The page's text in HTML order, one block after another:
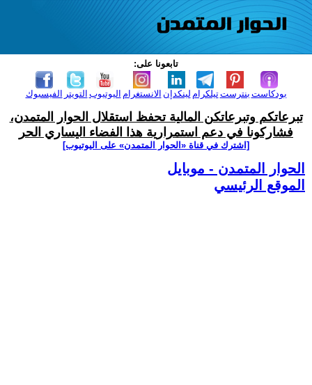
تابعونا على:
الفيسبوك التويتر اليوتيوب الانستغرام لينكدإن تيلكرامبنترست بودكاست
تبرعاتكم وتبرعاتكن المالية تحفظ استقلال الحوار المتمدن،
فشاركونا في دعم استمرارية هذا الفضاء اليساري الحر
[اشترك في قناة ‫«الحوار المتمدن» على اليوتيوب]
الحوار المتمدن - موبايل
الموقع الرئيسي